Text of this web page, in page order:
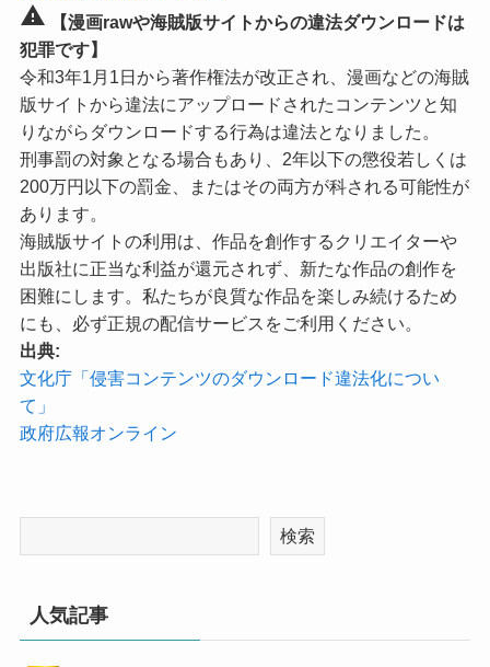
warning
【漫画rawや海賊版サイトからの違法ダウンロードは
犯罪です】
令和3年1月1日から著作権法が改正され、漫画などの海賊
版サイトから違法にアップロードされたコンテンツと知
りながらダウンロードする行為は違法となりました。
刑事罰の対象となる場合もあり、2年以下の懲役若しくは
200万円以下の罰金、またはその両方が科される可能性が
あります。
海賊版サイトの利用は、作品を創作するクリエイターや
出版社に正当な利益が還元されず、新たな作品の創作を
困難にします。私たちが良質な作品を楽しみ続けるため
にも、必ず正規の配信サービスをご利用ください。
出典:
文化庁「侵害コンテンツのダウンロード違法化につい
て」
政府広報オンライン
検索
人気記事